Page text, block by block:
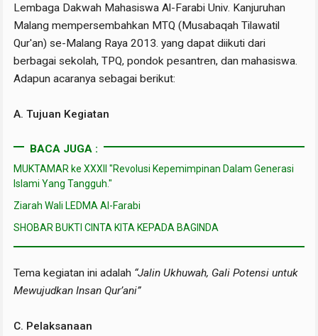
Lembaga Dakwah Mahasiswa Al-Farabi Univ. Kanjuruhan
Malang mempersembahkan MTQ (Musabaqah Tilawatil
Qur'an) se-Malang Raya 2013. yang dapat diikuti dari
berbagai sekolah, TPQ, pondok pesantren, dan mahasiswa.
Adapun acaranya sebagai berikut:
A. Tujuan Kegiatan
BACA JUGA :
MUKTAMAR ke XXXII "Revolusi Kepemimpinan Dalam Generasi
Islami Yang Tangguh."
Ziarah Wali LEDMA Al-Farabi
SHOBAR BUKTI CINTA KITA KEPADA BAGINDA
Tema kegiatan ini adalah “Jalin Ukhuwah, Gali Potensi untuk
Mewujudkan Insan Qur’ani”
C. Pelaksanaan